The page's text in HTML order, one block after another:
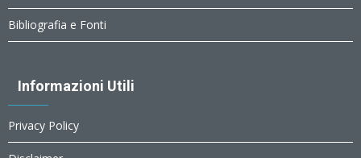
Bibliografia e Fonti
Informazioni Utili
Privacy Policy